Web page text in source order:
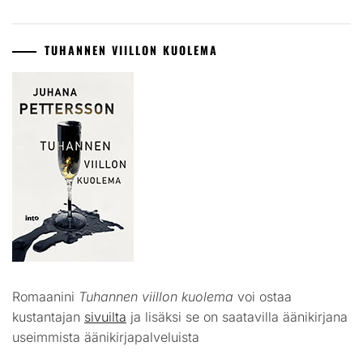
TUHANNEN VIILLON KUOLEMA
Romaanini Tuhannen viillon kuolema voi ostaa
kustantajan sivuilta ja lisäksi se on saatavilla äänikirjana
useimmista äänikirjapalveluista